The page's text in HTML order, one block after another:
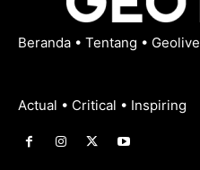
Beranda • Tentang • Geolive
Actual • Critical • Inspiring